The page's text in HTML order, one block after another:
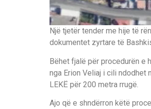
Një tjetër tender me hije të
dokumentet zyrtare të
Bëhet fjalë për procedurën e
nga Erion Veliaj i cili ndodhet
LEKË për 200 metra rrugë.
Ajo që e shndërron këtë